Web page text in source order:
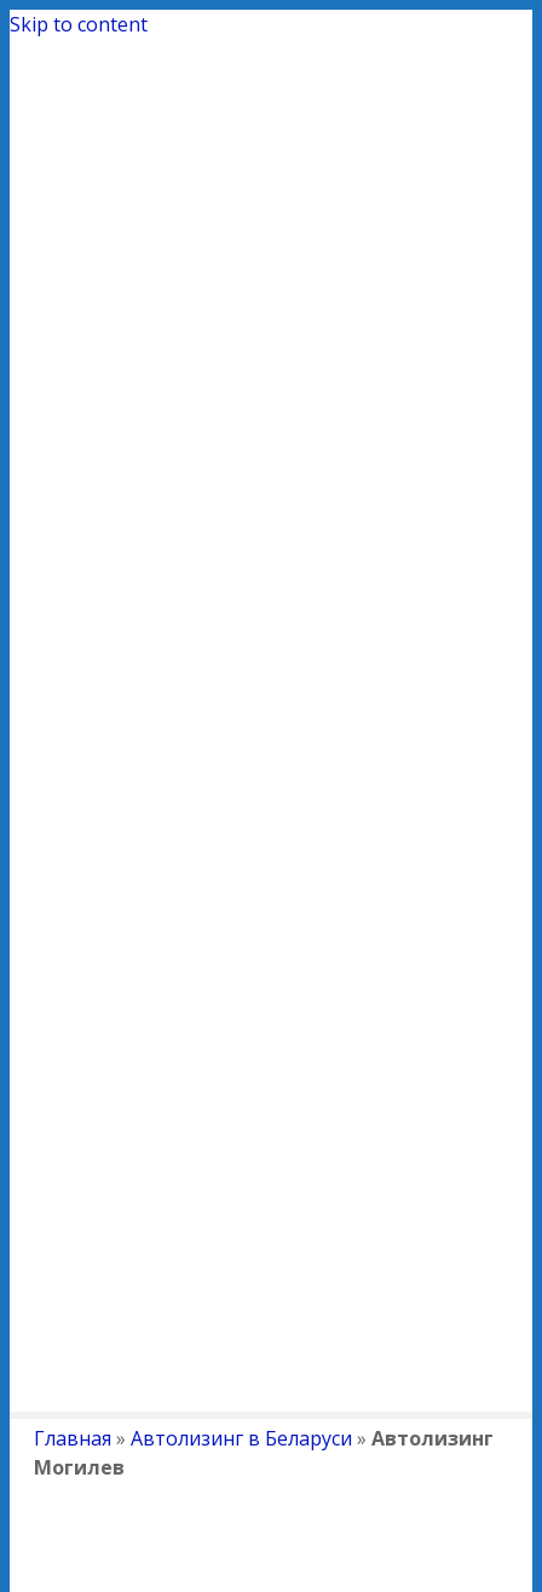
Skip to content
Главная » Автолизинг в Беларуси » Автолизинг
Могилев